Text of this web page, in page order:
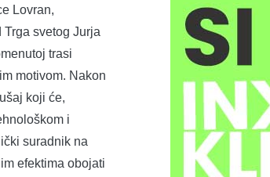
Lovran,
svetog Jurja
trasi
motivom. Nakon
koji će,
i
suradnik na
efektima obojati